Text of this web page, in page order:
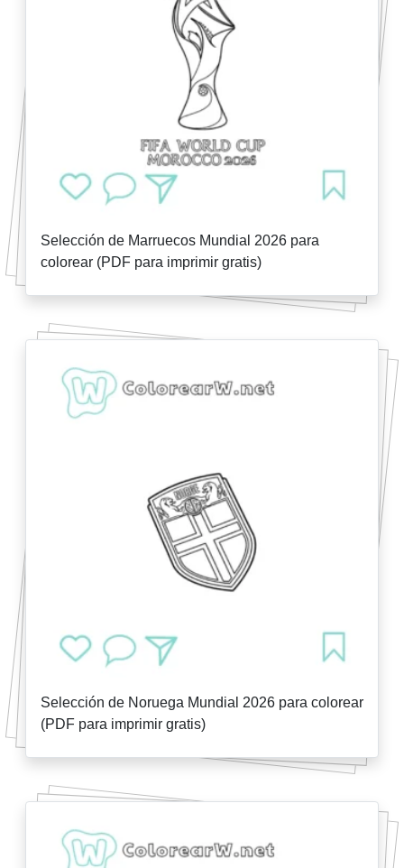
Selección de Marruecos Mundial 2026 para
colorear (PDF para imprimir gratis)
Selección de Noruega Mundial 2026 para colorear
(PDF para imprimir gratis)